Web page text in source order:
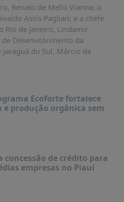
Renato de Mello Vianna; o
Assis Pagliari; e a chefe
Rio de Janeiro, Lindamir
Desenvolvimento da
do Sul, Márcio da
Ecoforte fortalece
e produção orgânica sem
concessão de crédito para
empresas no Piauí